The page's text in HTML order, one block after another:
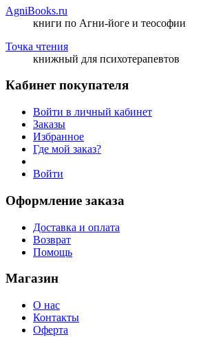
AgniBooks.ru
книги по Агни-йоге и теософии
Точка чтения
книжный для психотерапевтов
Кабинет покупателя
Войти в личный кабинет
Заказы
Избранное
Где мой заказ?
Войти
Оформление заказа
Доставка и оплата
Возврат
Помощь
Магазин
О нас
Контакты
Оферта